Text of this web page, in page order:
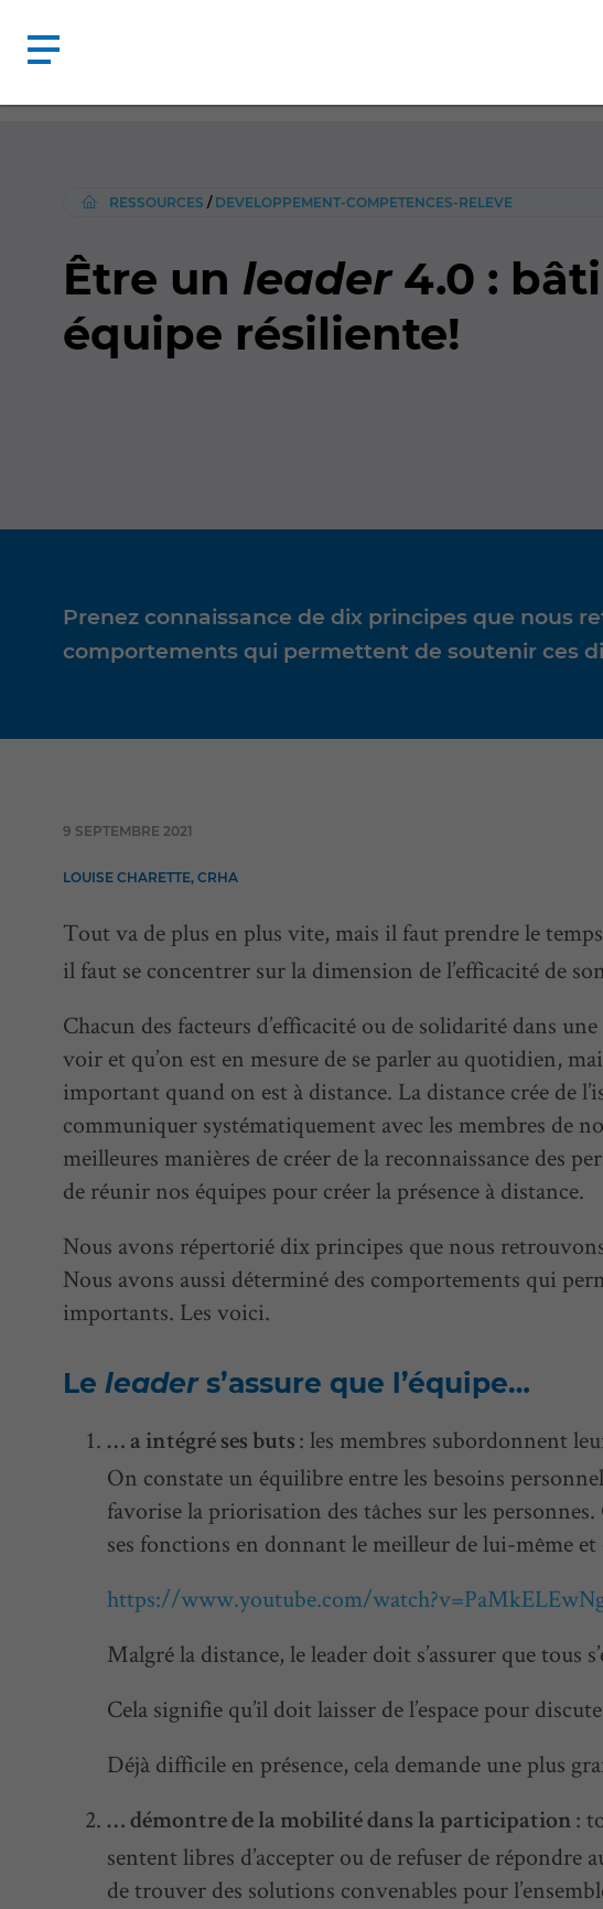
RESSOURCES / DEVELOPPEMENT-COMPETENCES-RELEVE
Être un leader4.0 :
équipe résiliente!
Prenez connaissance de dix principes que nous
comportements qui permettent de soutenir ces
9 SEPTEMBRE 2021
LOUISE CHARETTE, CRHA
Tout va de plus en plus vite, mais il faut prendre le
il faut se concentrer sur la dimension de l’efficacité de
Chacun des facteurs d’efficacité ou de solidarité dans
voir et qu’on est en mesure de se parler au quotidien,
important quand on est à distance. La distance crée de
communiquer systématiquement avec les membres de
meilleures manières de créer de la reconnaissance des
de réunir nos équipes pour créer la présence à distance.
Nous avons répertorié dix principes que nous
Nous avons aussi déterminé des comportements qui
importants. Les voici.
Le leaders’assure que l’équipe…
… a intégré ses buts : les membres subordonnent
On constate un équilibre entre les besoins
favorise la priorisation des tâches sur les personnes.
ses fonctions en donnant le meilleur de lui-même et
https://www.youtube.com/
Malgré la distance, le leader doit s’assurer que tous
Cela signifie qu’il doit laisser de l’espace pour
Déjà difficile en présence, cela demande une plus
… démontre de la mobilité dans la participation :
sentent libres d’accepter ou de refuser de répondre
de trouver des solutions convenables pour